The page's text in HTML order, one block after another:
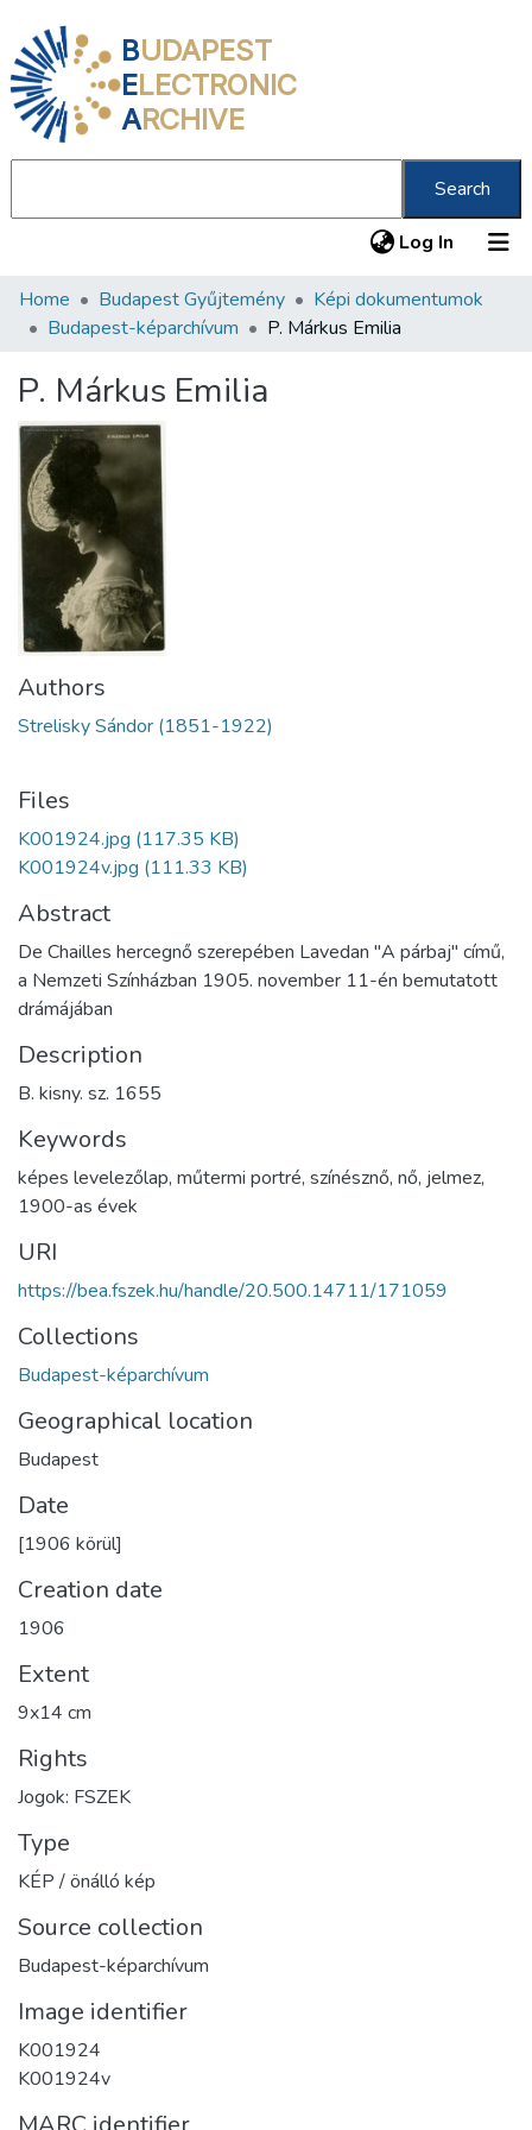
BUDAPEST
ELECTRONIC
ARCHIVE
Search
Log In (current)
Communities & Collections
Statistics
About us
Home Budapest Gyűjtemény
Képi dokumentumok
Budapest-képarchívum
P. Márkus Emilia
P. Márkus Emilia
Authors
Strelisky Sándor (1851-1922)
Files
K001924.jpg (117.35 KB)
K001924v.jpg (111.33 KB)
Abstract
De Chailles hercegnő szerepében Lavedan "A párbaj" című,
a Nemzeti Színházban 1905. november 11-én bemutatott
drámájában
Description
B. kisny. sz. 1655
Keywords
képes levelezőlap, műtermi portré, színésznő, nő, jelmez,
1900-as évek
URI
https://bea.fszek.hu/handle/20.500.14711/171059
Collections
Budapest-képarchívum
Geographical location
Budapest
Date
[1906 körül]
Creation date
1906
Extent
9x14 cm
Rights
Jogok: FSZEK
Type
KÉP / önálló kép
Source collection
Budapest-képarchívum
Image identifier
K001924
K001924v